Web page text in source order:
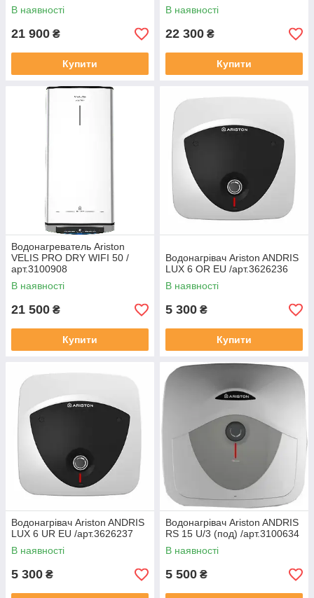
В наявності
21 900 ₴
Купити
В наявності
22 300 ₴
Купити
Водонагреватель Ariston
VELIS PRO DRY WIFI 50 /
арт.3100908
В наявності
21 500 ₴
Купити
Водонагрівач Ariston ANDRIS
LUX 6 OR EU /арт.3626236
В наявності
5 300 ₴
Купити
Водонагрівач Ariston ANDRIS
LUX 6 UR EU /арт.3626237
В наявності
5 300 ₴
Водонагрівач Ariston ANDRIS
RS 15 U/3 (под) /арт.3100634
В наявності
5 500 ₴